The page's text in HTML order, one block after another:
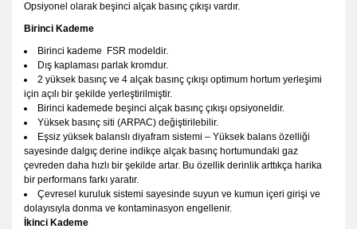
Opsiyonel olarak beşinci alçak basınç çıkışı vardır.
Birinci Kademe
Birinci kademe FSR modeldir.
Dış kaplaması parlak kromdur.
2 yüksek basınç ve 4 alçak basınç çıkışı optimum hortum yerleşimi
için açılı bir şekilde yerleştirilmiştir.
Birinci kademede beşinci alçak basınç çıkışı opsiyoneldir.
Yüksek basınç siti (ARPAC) değiştirilebilir.
Eşsiz yüksek balanslı diyafram sistemi – Yüksek balans özelliği
sayesinde dalgıç derine indikçe alçak basınç hortumundaki gaz
çevreden daha hızlı bir şekilde artar. Bu özellik derinlik arttıkça harika
bir performans farkı yaratır.
Çevresel kuruluk sistemi sayesinde suyun ve kumun içeri girişi ve
dolayısıyla donma ve kontaminasyon engellenir.
İkinci Kademe